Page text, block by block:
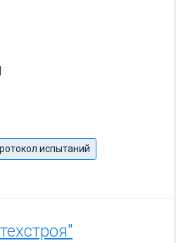
испытаний